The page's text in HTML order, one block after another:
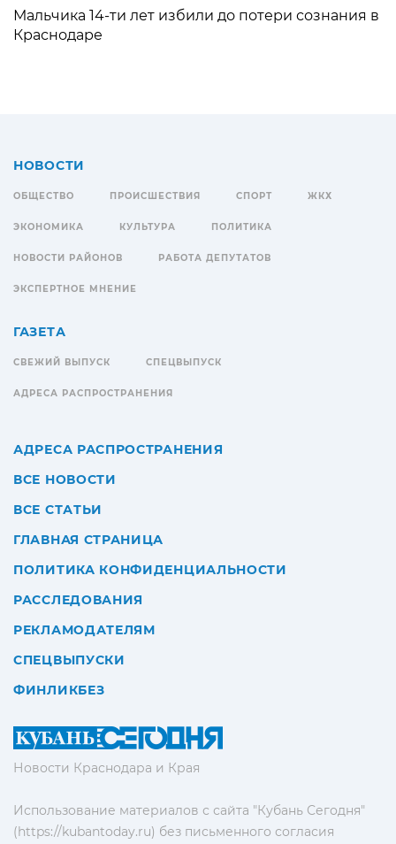
Мальчика 14-ти лет избили до потери сознания в
Краснодаре
Новости Краснодара и Края
Использование материалов с сайта "Кубань Сегодня"
(https://kubantoday.ru) без письменного согласия
НОВОСТИ
ОБЩЕСТВО ПРОИСШЕСТВИЯ СПОРТ ЖКХ
ЭКОНОМИКА КУЛЬТУРА ПОЛИТИКА
НОВОСТИ РАЙОНОВ РАБОТА ДЕПУТАТОВ
ЭКСПЕРТНОЕ МНЕНИЕ
ГАЗЕТА
СВЕЖИЙ ВЫПУСК СПЕЦВЫПУСК
АДРЕСА РАСПРОСТРАНЕНИЯ
АДРЕСА РАСПРОСТРАНЕНИЯ
ВСЕ НОВОСТИ
ВСЕ СТАТЬИ
ГЛАВНАЯ СТРАНИЦА
ПОЛИТИКА КОНФИДЕНЦИАЛЬНОСТИ
РАССЛЕДОВАНИЯ
РЕКЛАМОДАТЕЛЯМ
СПЕЦВЫПУСКИ
ФИНЛИКБЕЗ